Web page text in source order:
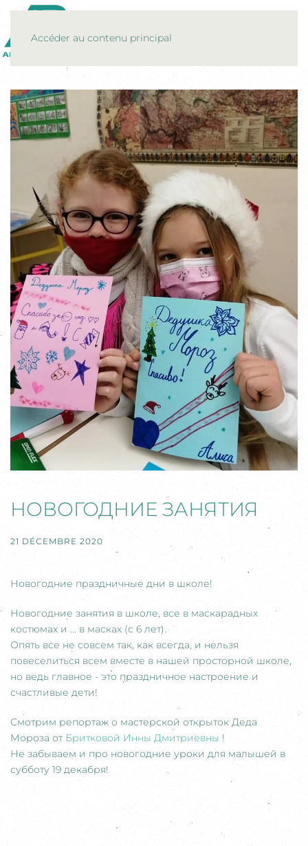
Accéder au contenu principal
НОВОГОДНИЕ ЗАНЯТИЯ
21 DÉCEMBRE 2020
Новогодние праздничные дни в школе!
Новогодние занятия в школе, все в маскарадных
костюмах и ... в масках (с 6 лет).
Опять все не совсем так, как всегда, и нельзя
повеселиться всем вместе в нашей просторной школе,
но ведь главное - это праздничное настроение и
счастливые дети!
Смотрим репортаж о мастерской открыток Деда
Мороза от Бритковой Инны Дмитриевны !
Не забываем и про новогодние уроки для малышей в
субботу 19 декабря!